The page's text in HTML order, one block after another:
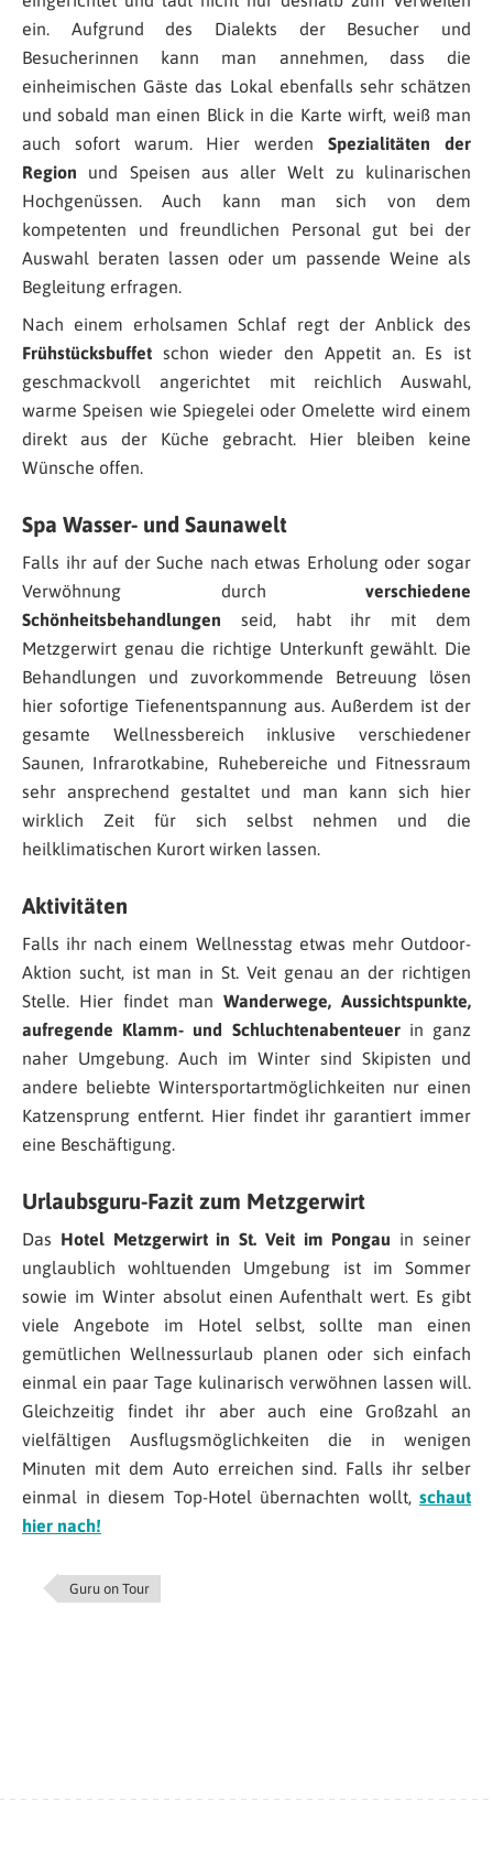
ein. Aufgrund des Dialekts der Besucher und
Besucherinnen kann man annehmen, dass die
einheimischen Gäste das Lokal ebenfalls sehr schätzen
und sobald man einen Blick in die Karte wirft, weiß man
auch sofort warum. Hier werdenSpezialitäten der
Region und Speisen aus aller Welt zu kulinarischen
Hochgenüssen. Auch kann man sich von dem
kompetenten und freundlichen Personal gut bei der
Auswahl beraten lassen oder um passende Weine als
Begleitung erfragen.
Nach einem erholsamen Schlaf regt der Anblick des
Frühstücksbuffet schon wieder den Appetit an. Es ist
geschmackvoll angerichtet mit reichlich Auswahl,
warme Speisen wie Spiegelei oder Omelette wird einem
direkt aus der Küche gebracht. Hier bleiben keine
Wünsche offen.
Spa Wasser- und Saunawelt
Falls ihr auf der Suche nach etwas Erholung oder sogar
Verwöhnung durch verschiedene
Schönheitsbehandlungen seid, habt ihr mit dem
Metzgerwirt genau die richtige Unterkunft gewählt. Die
Behandlungen und zuvorkommende Betreuung lösen
hier sofortige Tiefenentspannung aus. Außerdem ist der
gesamte Wellnessbereich inklusive verschiedener
Saunen, Infrarotkabine, Ruhebereiche und Fitnessraum
sehr ansprechend gestaltet und man kann sich hier
wirklich Zeit für sich selbst nehmen und die
heilklimatischen Kurort wirken lassen.
Aktivitäten
Falls ihr nach einem Wellnesstag etwas mehr Outdoor-
Aktion sucht, ist man in St. Veit genau an der richtigen
Stelle. Hier findet man Wanderwege, Aussichtspunkte,
aufregende Klamm- und Schluchtenabenteuerin ganz
naher Umgebung. Auch im Winter sind Skipisten und
andere beliebte Wintersportartmöglichkeiten nur einen
Katzensprung entfernt. Hier findet ihr garantiert immer
eine Beschäftigung.
Urlaubsguru-Fazit zum Metzgerwirt
Das Hotel Metzgerwirt in St. Veit im Pongau in seiner
unglaublich wohltuenden Umgebung ist im Sommer
sowie im Winter absolut einen Aufenthalt wert. Es gibt
viele Angebote im Hotel selbst, sollte man einen
gemütlichen Wellnessurlaub planen oder sich einfach
einmal ein paar Tage kulinarisch verwöhnen lassen will.
Gleichzeitig findet ihr aber auch eine Großzahl an
vielfältigen Ausflugsmöglichkeiten die in wenigen
Minuten mit dem Auto erreichen sind. Falls ihr selber
einmal in diesem Top-Hotel übernachten wollt, schaut
hier nach!
Guru on Tour